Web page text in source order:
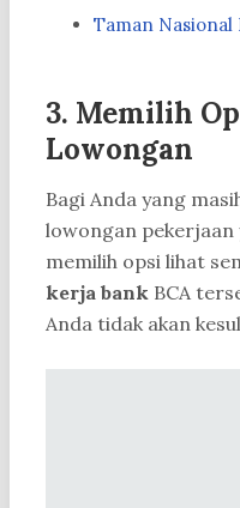
Taman
3. Memilih
Lowongan
Bagi Anda yang
lowongan pekerjaan
memilih opsi lihat
kerja bank BCA
Anda tidak akan